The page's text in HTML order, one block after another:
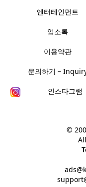
엔터테인먼트
업소록
이용약관
문의하기 –
인스타그램
©